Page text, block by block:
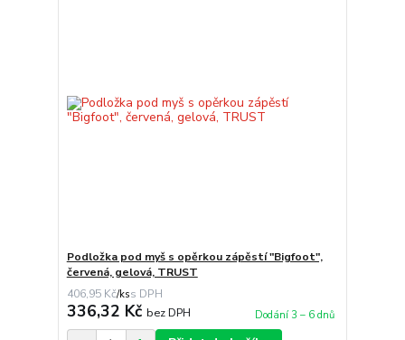
Podložka pod myš s opěrkou zápěstí "Bigfoot",
červená, gelová, TRUST
406,95 Kč/ks
336,32 Kč bez DPH Dodání 3 – 6 dnů